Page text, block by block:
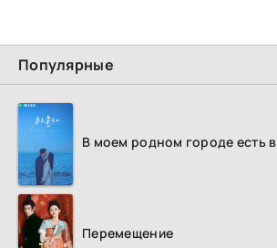
Популярные
В моем родном городе есть
Перемещение